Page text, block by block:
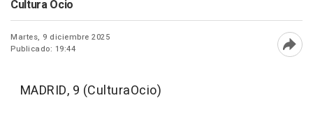
Cultura Ocio
Martes, 9 diciembre 2025
Publicado: 19:44
MADRID, 9 (CulturaOcio)